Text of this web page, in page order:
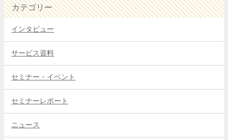
カテゴリー
インタビュー
サービス資料
セミナー・イベント
セミナーレポート
ニュース